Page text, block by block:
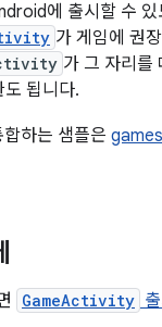
에 출시할 수 있
가 게임에 권
가 그 자리를
도 됩니다.
하는 샘플은
GameActivity